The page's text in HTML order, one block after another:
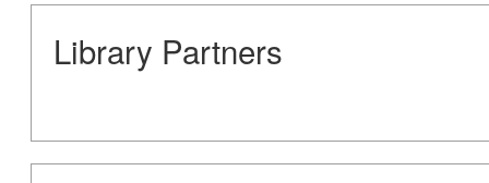
Library Partners